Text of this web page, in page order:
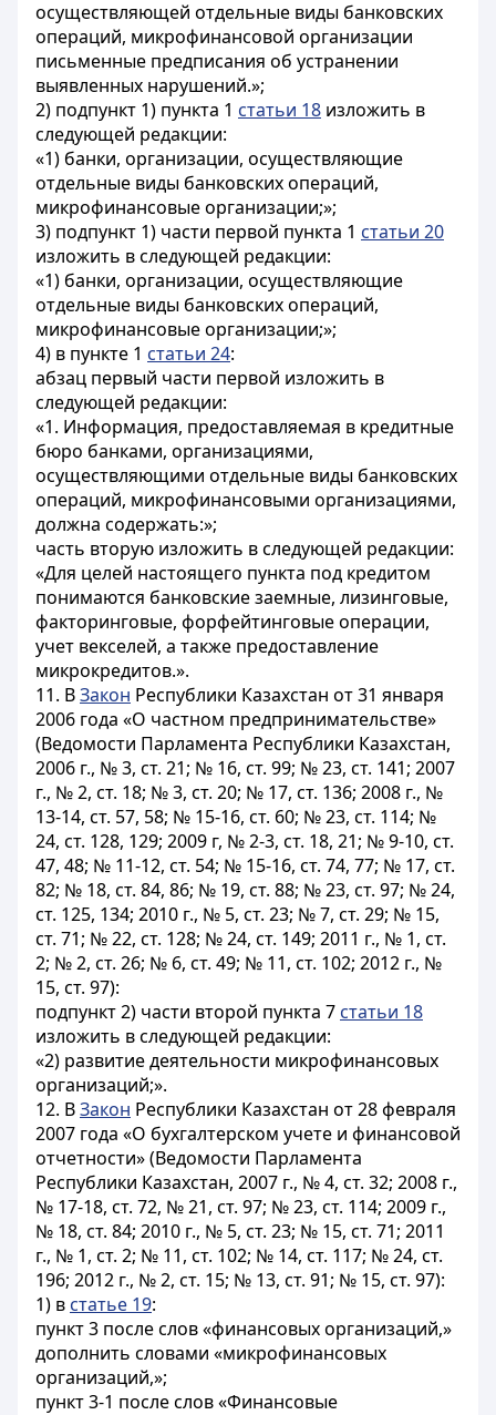
осуществляющей отдельные виды банковских
операций, микрофинансовой организации
письменные предписания об устранении
выявленных нарушений.»;
2) подпункт 1) пункта 1 статьи 18 изложить в
следующей редакции:
«1) банки, организации, осуществляющие
отдельные виды банковских операций,
микрофинансовые организации;»;
3) подпункт 1) части первой пункта 1 статьи 20
изложить в следующей редакции:
«1) банки, организации, осуществляющие
отдельные виды банковских операций,
микрофинансовые организации;»;
4) в пункте 1 статьи 24:
абзац первый части первой изложить в
следующей редакции:
«1. Информация, предоставляемая в кредитные
бюро банками, организациями,
осуществляющими отдельные виды банковских
операций, микрофинансовыми организациями,
должна содержать:»;
часть вторую изложить в следующей редакции:
«Для целей настоящего пункта под кредитом
понимаются банковские заемные, лизинговые,
факторинговые, форфейтинговые операции,
учет векселей, а также предоставление
микрокредитов.».
11. ВЗакон Республики Казахстан от 31 января
2006 года «О частном предпринимательстве»
(Ведомости Парламента Республики Казахстан,
2006 г., № 3, ст. 21; № 16, ст. 99; № 23, ст. 141; 2007
г., № 2, ст. 18; № 3, ст. 20; № 17, ст. 136; 2008 г., №
13-14, ст. 57, 58; № 15-16, ст. 60; № 23, ст. 114; №
24, ст. 128, 129; 2009 г, № 2-3, ст. 18, 21; № 9-10, ст.
47, 48; № 11-12, ст. 54; № 15-16, ст. 74, 77; № 17, ст.
82; № 18, ст. 84, 86; № 19, ст. 88; № 23, ст. 97; № 24,
ст. 125, 134; 2010 г., № 5, ст. 23; № 7, ст. 29; № 15,
ст. 71; № 22, ст. 128; № 24, ст. 149; 2011 г., № 1, ст.
2; № 2, ст. 26; № 6, ст. 49; № 11, ст. 102; 2012 г., №
15, ст. 97):
подпункт 2) части второй пункта 7 статьи 18
изложить в следующей редакции:
«2) развитие деятельности микрофинансовых
организаций;».
12. ВЗакон Республики Казахстан от 28 февраля
2007 года «О бухгалтерском учете и финансовой
отчетности» (Ведомости Парламента
Республики Казахстан, 2007 г., № 4, ст. 32; 2008 г.,
№ 17-18, ст. 72, № 21, ст. 97; № 23, ст. 114; 2009 г.,
№ 18, ст. 84; 2010 г., № 5, ст. 23; № 15, ст. 71; 2011
г., № 1, ст. 2; № 11, ст. 102; № 14, ст. 117; № 24, ст.
196; 2012 г., № 2, ст. 15; № 13, ст. 91; № 15, ст. 97):
1) в статье 19:
пункт 3 после слов «финансовых организаций,»
дополнить словами «микрофинансовых
организаций,»;
пункт 3-1 после слов «Финансовые